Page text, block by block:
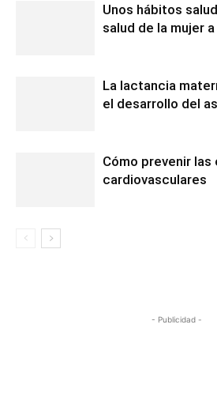
Unos hábitos
salud de la mujer
La lactancia
el desarrollo del
Cómo prevenir
cardiovasculares
- Publicidad -